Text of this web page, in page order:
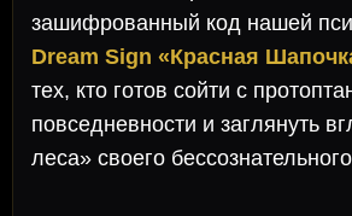
зашифрованный код нашей
Dream Sign «Красная
тех, кто готов сойти с
повседневности и заглянуть
леса» своего